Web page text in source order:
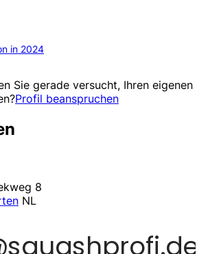
in 2024
Sie gerade versucht, Ihren eigenen
Profil beanspruchen
8
NL